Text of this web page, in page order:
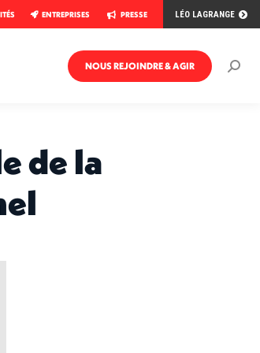
ENTREPRISES PRESSE LÉO LAGRANGE
NOUS REJOINDRE & AGIR
de la